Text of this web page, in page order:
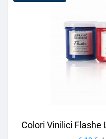
Colori Vinilici Flashe